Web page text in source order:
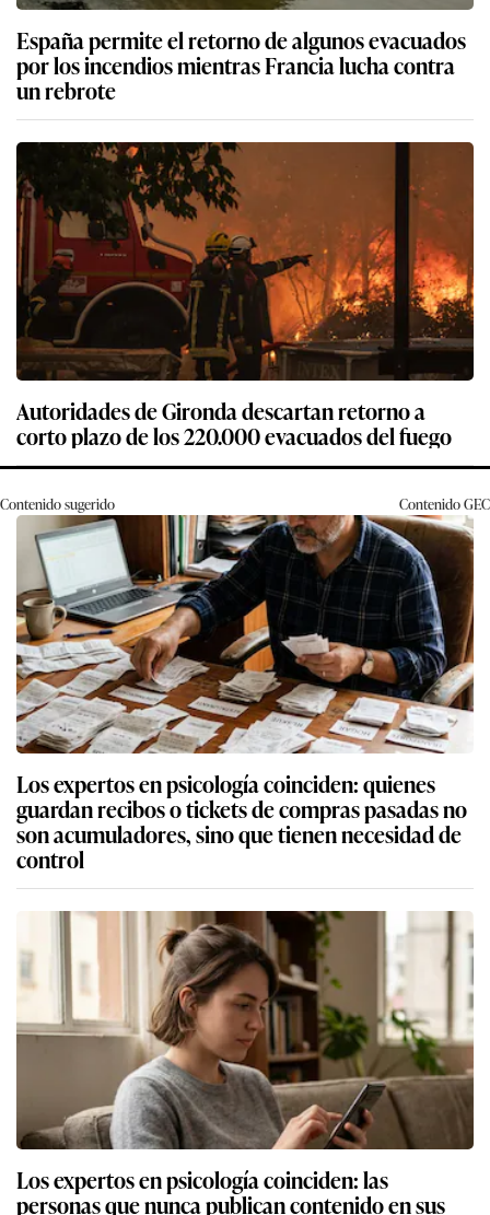
España permite el retorno de algunos evacuados
por los incendios mientras Francia lucha contra
un rebrote
Autoridades de Gironda descartan retorno a
corto plazo de los 220.000 evacuados del fuego
Contenido sugerido ContenidoGEC
Los expertos en psicología coinciden: quienes
guardan recibos o tickets de compras pasadas no
son acumuladores, sino que tienen necesidad de
control
Los expertos en psicología coinciden: las
personas que nunca publican contenido en sus